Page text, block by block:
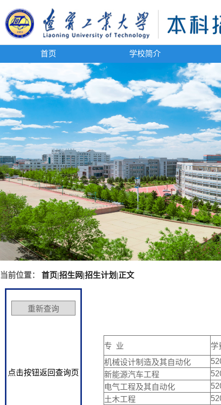
首页 学校简介
当前位置： 首页|招生网|招生计划 |正文
点击按钮返回查询页
专 业
学
机械设计制造及其自动化
新能源汽车工程
电气工程及其自动化
土木工程